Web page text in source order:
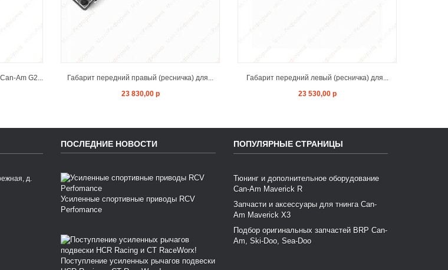
Am G2...
Габарит передний правый (ресничка) для...
23 830,00 р
Габарит передний левый (ресничка) для...
23 530,00 р
д.
ПОСЛЕДНИЕ НОВОСТИ
Усиленные спортивные приводы RCV
Perfomance
Поступление усиленных рычагов подвески
ПОПУЛЯРНЫЕ СТРАНИЦЫ
Тюнинг и дополнительное оборудование
Can-Am Maverick R
Запчасти и аксессуары для тнинга Can-
Am Maverick X3
Подбор оригинальных запчастей BRP Can-
Am, Ski-Doo, Sea-Doo